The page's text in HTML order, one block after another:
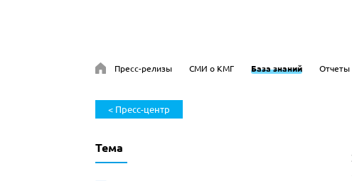
Пресс-релизы СМИ о КМГ База знаний Отчеты
< Пресс-центр
Тема